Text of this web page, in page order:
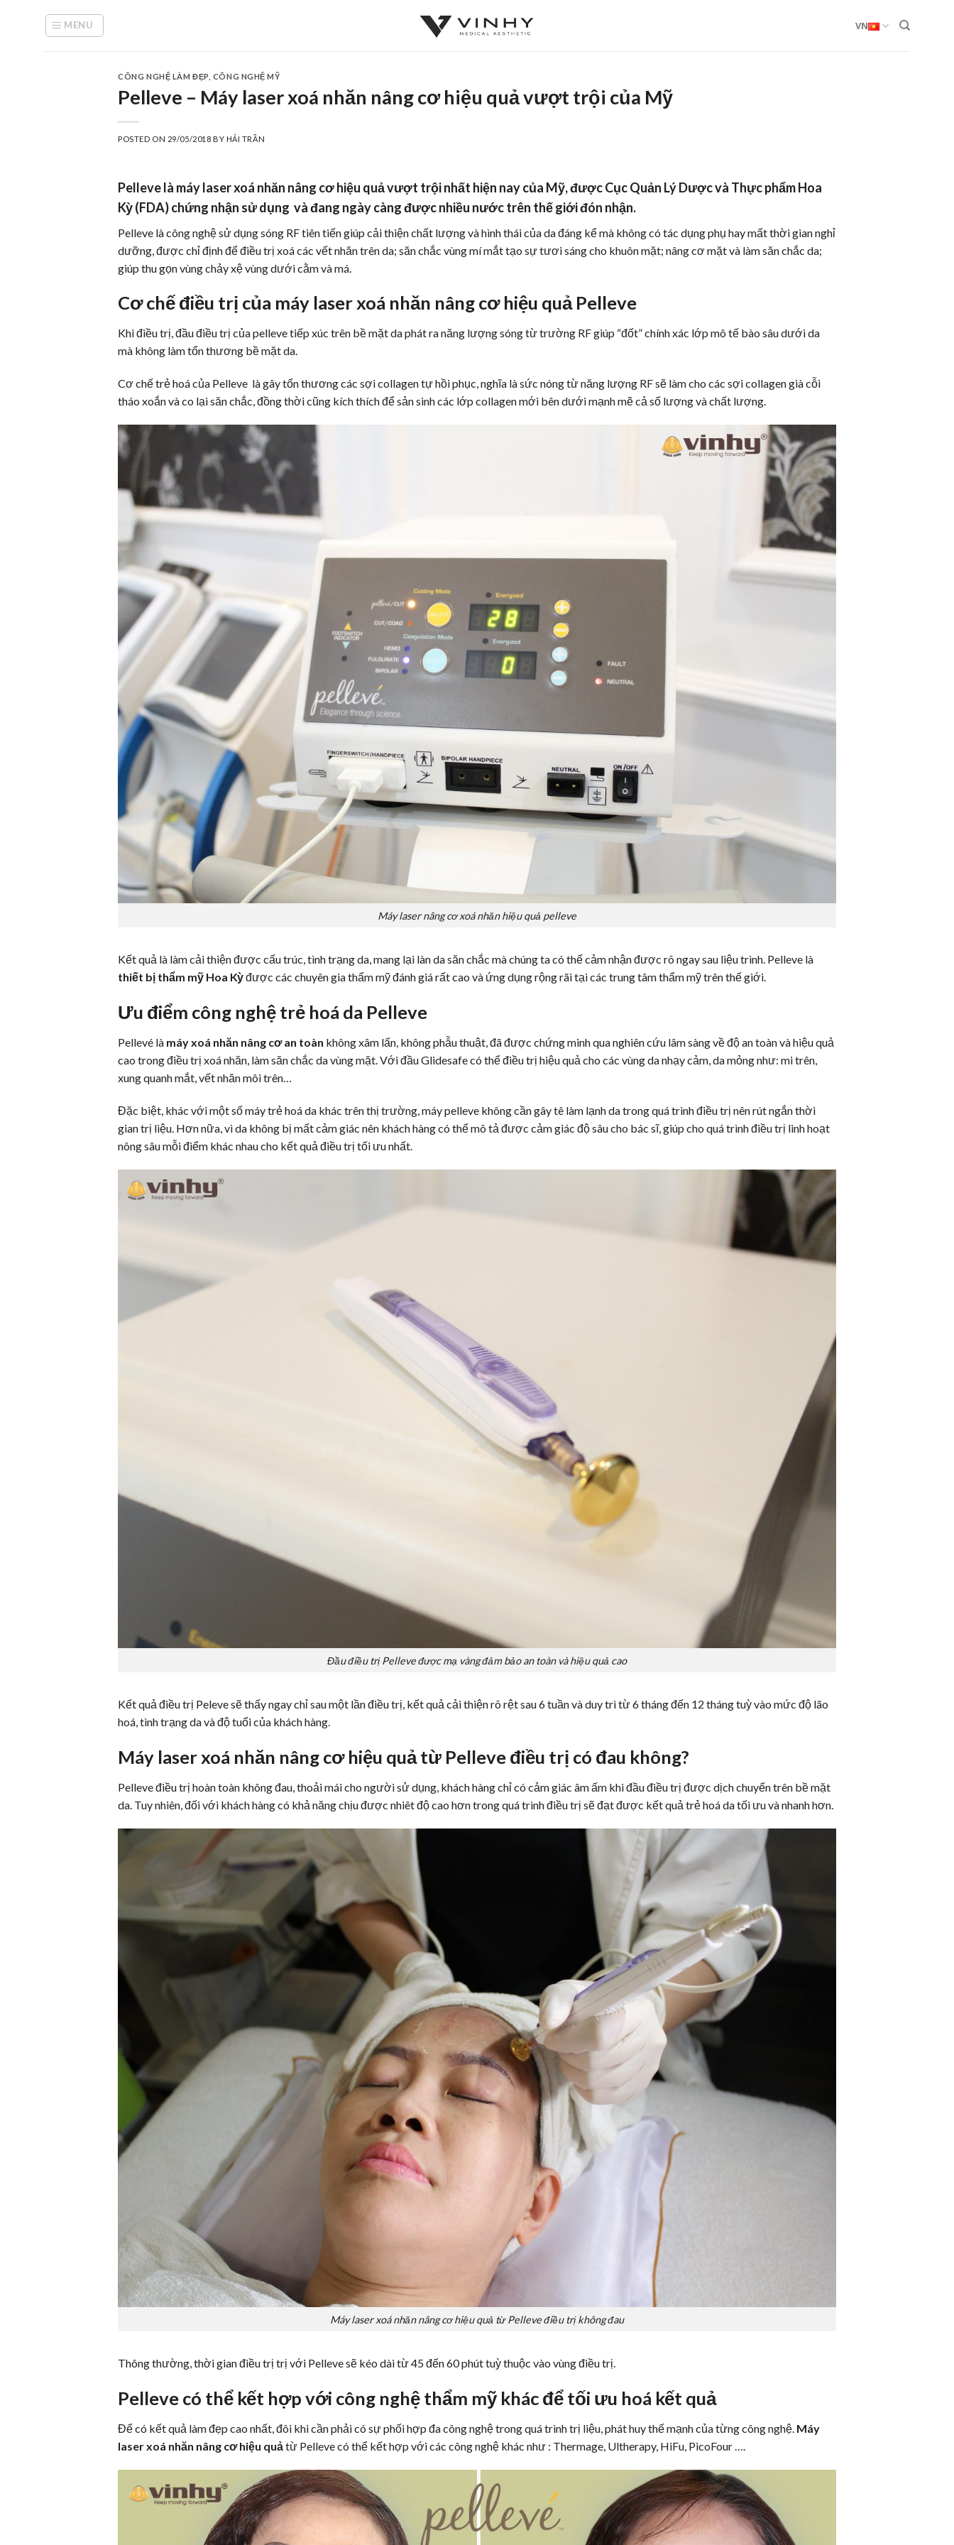
MENU VN
CÔNG NGHỆ LÀM ĐẸP CÔNG NGHỆ MỸ
Pelleve – Máy laser xoá nhăn nâng cơ hiệu quả vượt trội của Mỹ
POSTED ON 29/05/2018 BY HẢI TRẦN
Pelleve là máy laser xoá nhăn nâng cơhiệu quảvượt trội nhất hiện nay của Mỹ, được Cục Quản Lý Dược và Thực phẩm Hoa
Kỳ (FDA) chứng nhận sử dụng và đang ngày càng được nhiều nước trên thế giới đón nhận.
Pelleve là công nghệ sử dụng sóng RF tiên tiến giúp cải thiện chất lượng và hình thái của da đáng kể mà không có tác dụng phụ hay mất thời gian nghỉ
dưỡng, được chỉ định để điều trị xoá các vết nhăn trên da; săn chắc vùng mí mắt tạo sự tươi sáng cho khuôn mặt;nâng cơ mặt và làm săn chắc da;
giúp thu gọn vùng chảy xệ vùng dưới cằm và má.
Cơ chế điều trị của máy laser xoá nhăn nâng cơhiệu quả Pelleve
Khi điều trị, đầu điều trị của pelleve tiếp xúc trên bề mặt da phát ra năng lượng sóng từ trường RF giúp “đốt” chính xác lớp mô tế bào sâu dưới da
mà không làm tổn thương bề mặt da.
Cơ chế trẻ hoá của Pelleve là gây tổn thương các sợi collagen tự hồi phục, nghĩa là sức nóng từ năng lượng RF sẽ làm cho các sợi collagen già cỗi
tháo xoắn và co lại săn chắc, đồng thời cũng kích thích để sản sinh các lớp collagen mới bên dưới mạnh mẽ cả số lượng và chất lượng.
Máy lasernâng cơxoá nhăn hiệu quả pelleve
Kết quả là làm cải thiện được cấu trúc, tình trạng da, mang lại làn da săn chắc mà chúng ta có thể cảm nhận được rõ ngay sau liệu trình. Pelleve là
thiết bị thẩm mỹ Hoa Kỳđược các chuyên gia thẩm mỹ đánh giá rất cao và ứng dụng rộng rãi tại các trung tâm thẩm mỹ trên thế giới.
Ưu điểm công nghệ trẻ hoá da Pelleve
Pellevé là máy xoá nhăn nâng cơan toàn không xâm lấn, không phẫu thuật, đã được chứng minh qua nghiên cứu lâm sàng về độ an toàn và hiệu quả
cao trong điều trị xoá nhăn, làm săn chắc da vùng mặt. Với đầu Glidesafe có thể điều trị hiệu quả cho các vùng da nhạy cảm, da mỏng như: mi trên,
xung quanh mắt, vết nhăn môi trên…
Đặc biệt, khác với một số máy trẻ hoá da khác trên thị trường, máy pelleve không cần gây tê làm lạnh da trong quá trình điều trị nên rút ngắn thời
gian trị liệu. Hơn nữa, vì da không bị mất cảm giác nên khách hàng có thể mô tả được cảm giác độ sâu cho bác sĩ, giúp cho quá trình điều trị linh hoạt
nông sâu mỗi điểm khác nhau cho kết quả điều trị tối ưu nhất.
Đầu điều trị Pelleve được mạ vàng đảm bảo an toàn và hiệu quả cao
Kết quả điều trị Peleve sẽ thấy ngay chỉ sau một lần điều trị, kết quả cải thiện rõ rệt sau 6 tuần và duy trì từ 6 tháng đến 12 tháng tuỳ vào mức độ lão
hoá, tình trạng da và độ tuổi của khách hàng.
Máy laser xoá nhăn nâng cơhiệu quả từ Pelleve điều trị có đau không?
Pelleve điều trị hoàn toàn không đau, thoải mái cho người sử dụng, khách hàng chỉ có cảm giác âm ấm khi đầu điều trị được dịch chuyển trên bề mặt
da. Tuy nhiên, đối với khách hàng có khả năng chịu được nhiêt độ cao hơn trong quá trình điều trị sẽ đạt được kết quả trẻ hoá da tối ưu và nhanh hơn.
Máy laser xoá nhănnâng cơhiệu quả từ Pelleve điều trị không đau
Thông thường, thời gian điều trị trị với Pelleve sẽ kéo dài từ 45 đến 60 phút tuỳ thuộc vào vùng điều trị.
Pelleve có thể kết hợp với công nghệ thẩm mỹ khác để tối ưu hoá kết quả
Để có kết quả làm đẹp cao nhất, đôi khi cần phải có sự phối hợp đa công nghệ trong quá trình trị liệu, phát huy thế mạnh của từng công nghệ. Máy
laser xoá nhăn nâng cơhiệu quảtừ Pelleve có thể kết hợp với các công nghệ khác như : Thermage, Ultherapy, HiFu, PicoFour ….